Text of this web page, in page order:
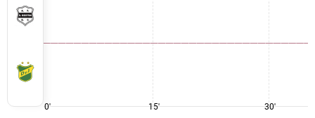
0' 15' 30'